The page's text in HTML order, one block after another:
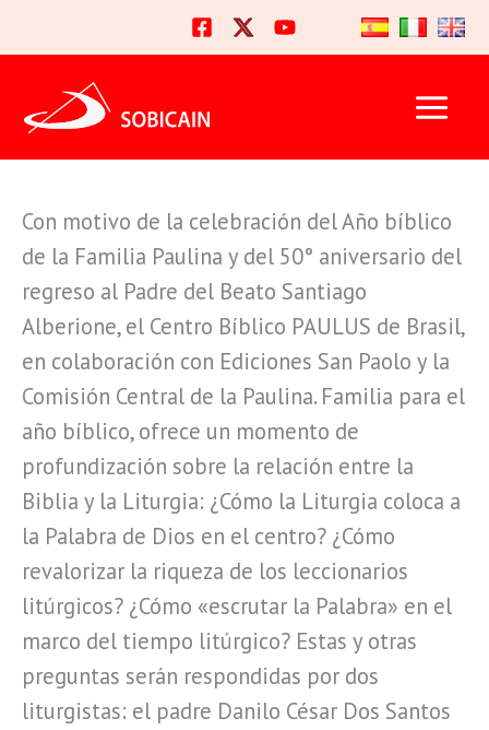
al
contenido
Con motivo de la celebración del Año bíblico
de la Familia Paulina y del 50° aniversario del
regreso al Padre del Beato Santiago
Alberione, el Centro Bíblico PAULUS de Brasil,
en colaboración con Ediciones San Paolo y la
Comisión Central de la Paulina. Familia para el
año bíblico, ofrece un momento de
profundización sobre la relación entre la
Biblia y la Liturgia: ¿Cómo la Liturgia coloca a
la Palabra de Dios en el centro? ¿Cómo
revalorizar la riqueza de los leccionarios
litúrgicos? ¿Cómo «escrutar la Palabra» en el
marco del tiempo litúrgico? Estas y otras
preguntas serán respondidas por dos
liturgistas: el padre Danilo César Dos Santos